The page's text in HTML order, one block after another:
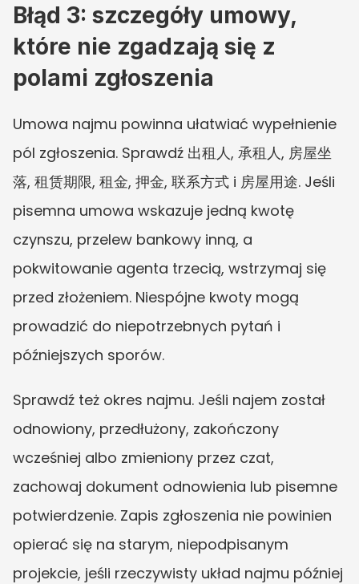
Błąd 3: szczegóły umowy,
które nie zgadzają się z
polami zgłoszenia
Umowa najmu powinna ułatwiać wypełnienie
pól zgłoszenia. Sprawdź 出租人, 承租人, 房屋坐
落, 租赁期限, 租金, 押金, 联系方式 i 房屋用途. Jeśli
pisemna umowa wskazuje jedną kwotę
czynszu, przelew bankowy inną, a
pokwitowanie agenta trzecią, wstrzymaj się
przed złożeniem. Niespójne kwoty mogą
prowadzić do niepotrzebnych pytań i
późniejszych sporów.
Sprawdź też okres najmu. Jeśli najem został
odnowiony, przedłużony, zakończony
wcześniej albo zmieniony przez czat,
zachowaj dokument odnowienia lub pisemne
potwierdzenie. Zapis zgłoszenia nie powinien
opierać się na starym, niepodpisanym
projekcie, jeśli rzeczywisty układ najmu później